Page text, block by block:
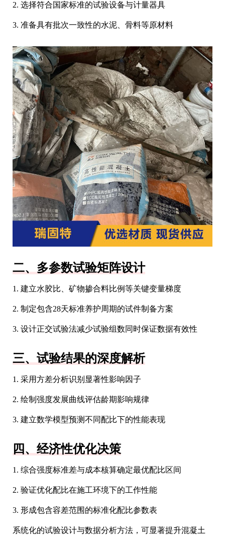
2. 选择符合国家标准的试验设备与计量器具
3. 准备具有批次一致性的水泥、骨料等原材料
二、多参数试验矩阵设计
1. 建立水胶比、矿物掺合料比例等关键变量梯度
2. 制定包含28天标准养护周期的试件制备方案
3. 设计正交试验法减少试验组数同时保证数据有效性
三、试验结果的深度解析
1. 采用方差分析识别显著性影响因子
2. 绘制强度发展曲线评估龄期影响规律
3. 建立数学模型预测不同配比下的性能表现
四、经济性优化决策
1. 综合强度标准差与成本核算确定最优配比区间
2. 验证优化配比在施工环境下的工作性能
3. 形成包含容差范围的标准化配比参数表
系统化的试验设计与数据分析方法，可显著提升混凝土